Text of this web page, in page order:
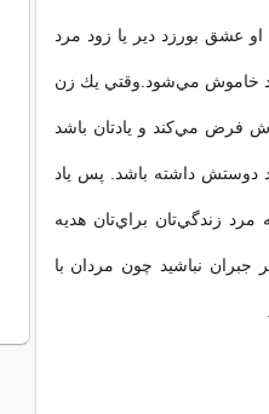
عشق بورزد دير يا زود مرد
خاموش مي‌شود.وقتي يك زن
فرض مي‌كند و يادتان باشد
دوستش داشته باشد. پس ياد
زندگي‌تان براي‌تان هديه
نباشيد چون مردان با